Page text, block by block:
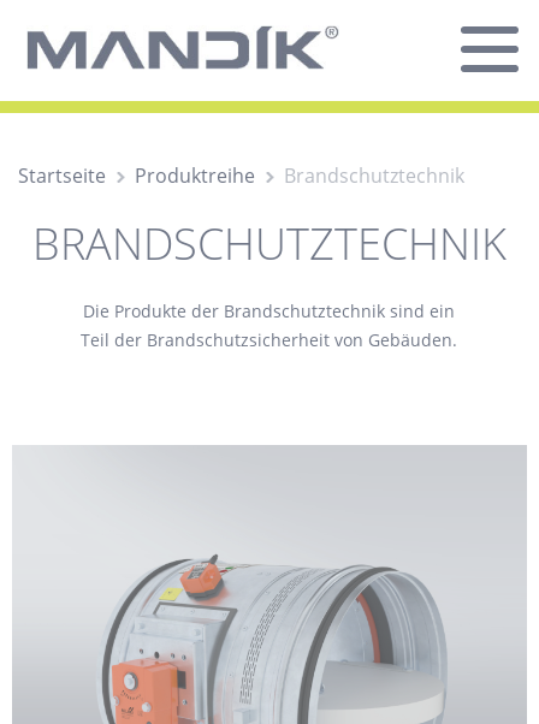
Startseite Produktreihe Brandschutztechnik
BRANDSCHUTZTECHNIK
Die Produkte der Brandschutztechnik sind ein
Teil der Brandschutzsicherheit von Gebäuden.